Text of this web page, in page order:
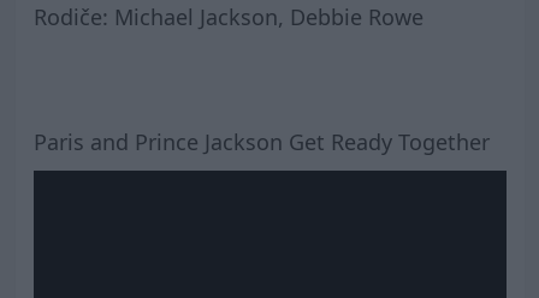
Rodiče: Michael Jackson, Debbie Rowe
Paris and Prince Jackson Get Ready Together